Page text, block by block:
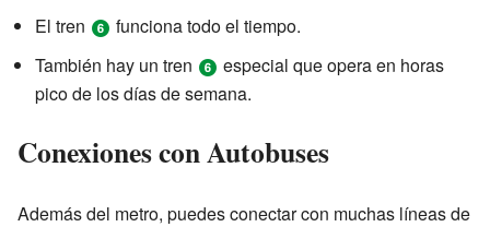
El tren
funciona todo el tiempo.
También hay un tren
especial que opera en horas
pico de los días de semana.
Conexiones con Autobuses
Además del metro, puedes conectar con muchas líneas de